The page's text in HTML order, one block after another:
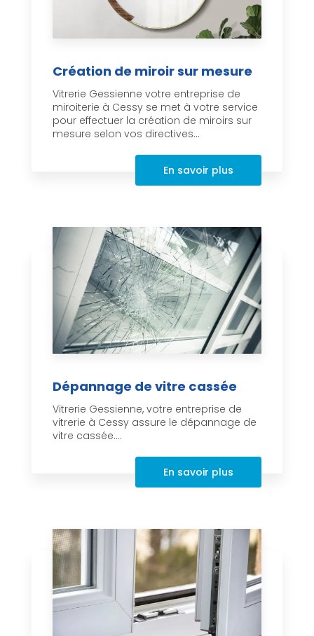
Création de miroir sur mesure
Vitrerie Gessienne votre entreprise de
miroiterie à Cessy se met à votre service
pour effectuer la création de miroirs sur
mesure selon vos directives...
En savoir plus
Dépannage de vitre cassée
Vitrerie Gessienne, votre entreprise de
vitrerie à Cessy assure le dépannage de
vitre cassée....
En savoir plus